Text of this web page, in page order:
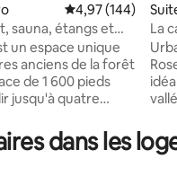
commentairesNote moyenne
4,97 (144)
sauna, étangs et
un espace unique
anciens de la forêt
de 1 600 pieds
jusqu'à quatre
immense table de
intérieure avec
La
dans les